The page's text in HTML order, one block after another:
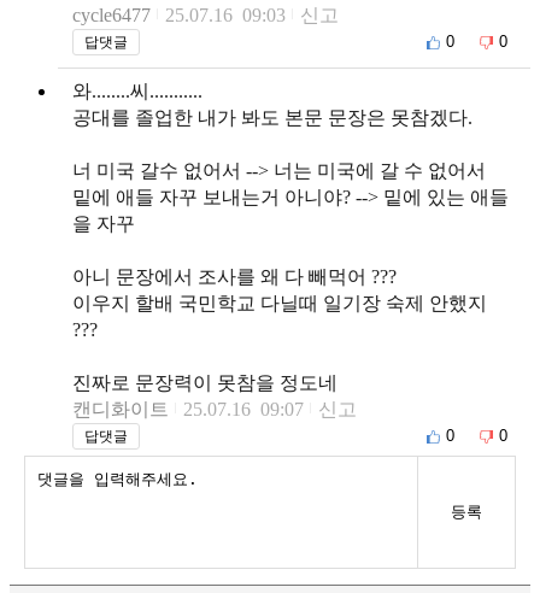
cycle6477
25.07.16 09:03 신고
답댓글 0 0
와........씨...........
공대를 졸업한 내가 봐도 본문 문장은 못참겠다.
너 미국 갈수 없어서 --> 너는 미국에 갈 수 없어서
밑에 애들 자꾸 보내는거 아니야? --> 밑에 있는 애들
을 자꾸
아니 문장에서 조사를 왜 다 빼먹어 ???
이우지 할배 국민학교 다닐때 일기장 숙제 안했지
???
진짜로 문장력이 못참을 정도네
캔디화이트
25.07.16 09:07 신고
답댓글 0 0
등록